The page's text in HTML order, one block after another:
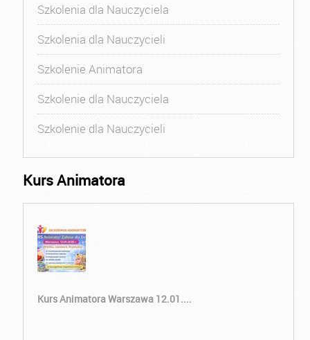
Szkolenia dla Nauczyciela
Szkolenia dla Nauczycieli
Szkolenie Animatora
Szkolenie dla Nauczyciela
Szkolenie dla Nauczycieli
Kurs Animatora
Kurs Animatora Warszawa 12.01....